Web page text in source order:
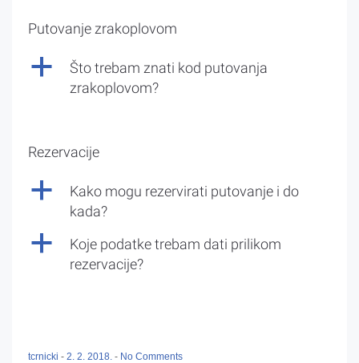
Putovanje zrakoplovom
a
Što trebam znati kod putovanja
zrakoplovom?
Rezervacije
a
Kako mogu rezervirati putovanje i do
kada?
a
Koje podatke trebam dati prilikom
rezervacije?
tcrnicki - 2. 2. 2018. - No Comments